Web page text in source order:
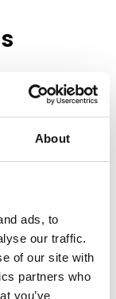
About
ads, to
our traffic.
of our site with
partners who
you’ve